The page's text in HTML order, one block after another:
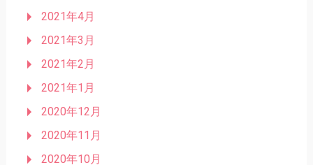
2021年4月
2021年3月
2021年2月
2021年1月
2020年12月
2020年11月
2020年10月